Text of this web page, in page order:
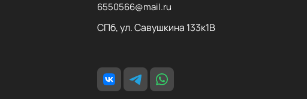
6550566@mail.ru
СПб, ул. Савушкина 133к1В